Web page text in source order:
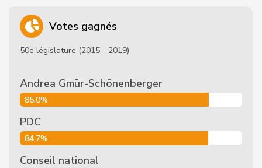
Votes gagnés
50e législature (2015 - 2019)
Andrea Gmür-Schönenberger
85,0%
PDC
84,7%
Conseil national